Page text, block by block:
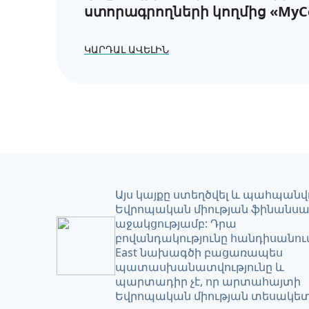
ստորագրողների կողմից
հասանելիության և էներգետիկ
ԿԱՐԴԱԼ ԱՎԵԼԻՆ
Այս կայքը ստեղծվել և
Եվրոպական միության
աջակցությամբ: Դրա
բովանդակությունը
East նախագծի բացառապես
պատասխանատվությունը և
պարտադիր չէ, որ արտահայտի
Եվրոպական միության